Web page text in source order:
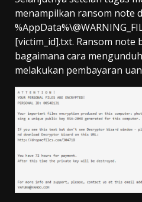
menampilkan ransom note
[victim_id].txt. Ransom note
bagaimana cara
melakukan pembayaran